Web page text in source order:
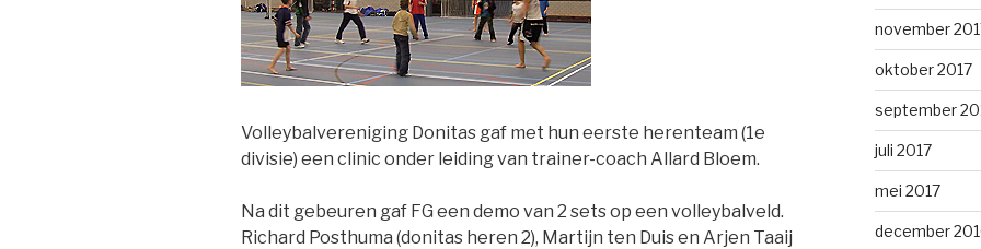
Volleybalvereniging Donitas gaf met hun eerste herenteam (1e
divisie) een clinic onder leiding van trainer-coach Allard Bloem.
Na dit gebeuren gaf FG een demo van 2 sets op een volleybalveld.
Richard Posthuma (donitas heren 2), Martijn ten Duis en Arjen Taaij
november
oktober 2017
september
juli 2017
mei 2017
december